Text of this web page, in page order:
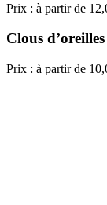
Prix : à partir de
Clous
Prix : à partir de